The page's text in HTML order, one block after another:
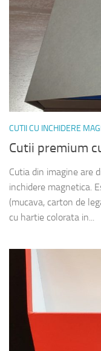
CUTII CU INCHIDERE
Cutii premium
Cutia din imagine are
inchidere magnetica.
(mucava, carton de
cu hartie colorata in...